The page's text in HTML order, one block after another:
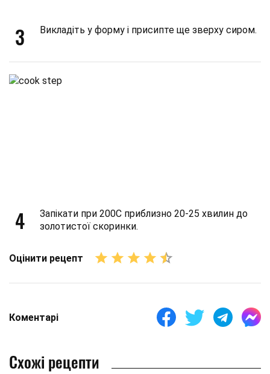
3 Викладіть у форму і присипте ще зверху сиром.
4
Запікати при 200C приблизно 20-25 хвилин до
золотистої скоринки.
Оцінити рецепт
Коментарі
Схожі рецепти